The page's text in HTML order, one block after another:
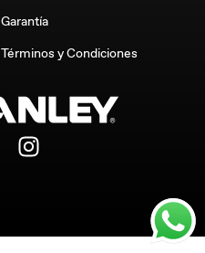
Garantía
Términos y Condiciones